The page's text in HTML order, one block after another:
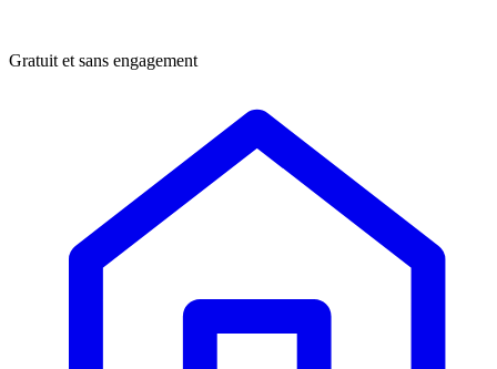
Gratuit et sans engagement